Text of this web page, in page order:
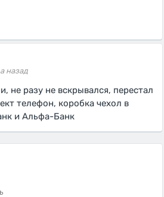
назад
не разу не вскрывался, перестал
телефон, коробка чехол в
и Альфа-Банк